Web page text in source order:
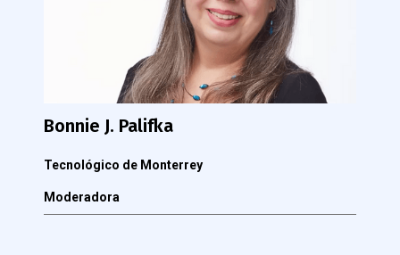
Bonnie J. Palifka
Tecnológico de Monterrey
Moderadora